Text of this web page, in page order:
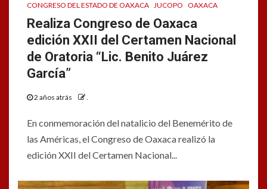
CONGRESO DEL ESTADO DE OAXACA JUCOPO OAXACA
Realiza Congreso de Oaxaca
edición XXII del Certamen Nacional
de Oratoria “Lic. Benito Juárez
García”
2 años atrás .
En conmemoración del natalicio del Benemérito de
las Américas, el Congreso de Oaxaca realizó la
edición XXII del Certamen Nacional...